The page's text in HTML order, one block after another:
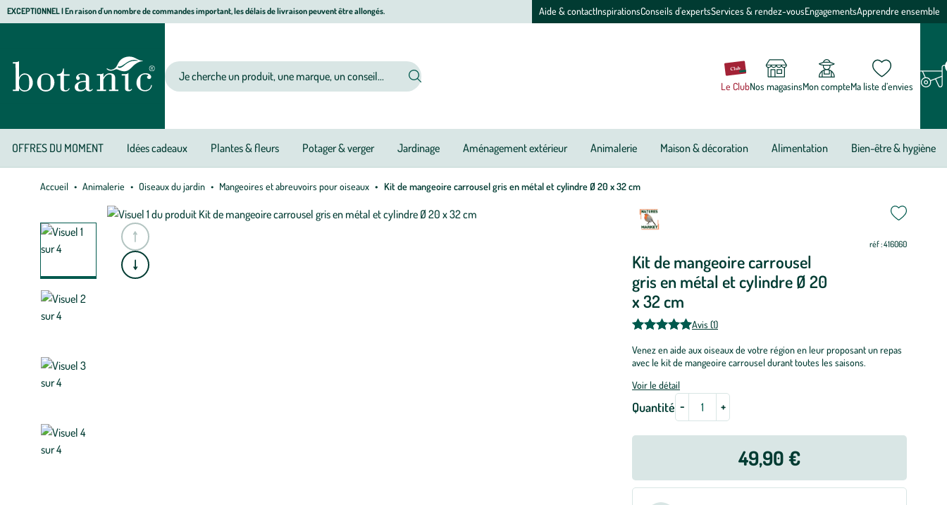
Aller
navigation
Aller
principal
Aller
de
page
EXCEPTIONNEL I En raison d'un nombre de commandes important, les délais de livraison peuvent être allongés. Aide & contactInspirationsConseils d'expertsServices & rendez-vousEngagementsApprendre ensemble
Votre recherche
Le ClubNos magasinsMon compteMa liste d’envies
OFFRES DU MOMENT Idées cadeaux Plantes & fleurs Potager & verger Jardinage Aménagement extérieur Animalerie Maison & décoration Alimentation Bien-être & hygiène
Accueil Animalerie Oiseaux du jardin Mangeoires et abreuvoirs pour oiseaux Kit de mangeoire carrousel gris en métal et cylindre Ø 20 x 32 cm
Afficher
A
l
l
e
r
à
l
a
s
l
i
d
e
p
r
é
c
é
d
e
n
t
e A
l
l
e
r
à
l
a
s
l
i
d
e
s
u
i
v
a
n
t
e
Kit de mangeoire carrousel
gris en métal et cylindre Ø 20
x 32 cm
réf : 416060
Avis (1)
Venez en aide aux oiseaux de votre région en leur proposant un repas
avec le kit de mangeoire carrousel durant toutes les saisons.
Voir le détail
Quantité
Mettre
-
Mettre
+
49,90 €